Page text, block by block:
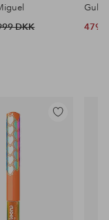
DKK
479
Tilføj